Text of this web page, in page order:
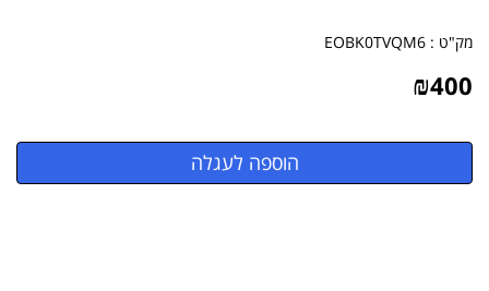
מק"ט : EOBK0TVQM6
₪400